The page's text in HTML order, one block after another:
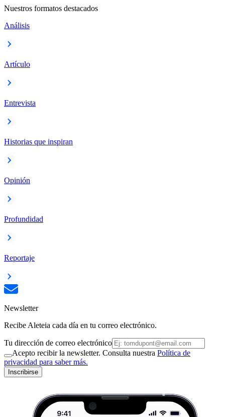
Nuestros formatos destacados
Análisis
Artículo
Entrevista
Historias que inspiran
Opinión
Profundidad
Reportaje
Newsletter
Recibe Aleteia cada día en tu correo electrónico.
Tu dirección de correo electrónico
Acepto recibir la newsletter. Consulta nuestra Política de
privacidad para saber más.
Inscribirse